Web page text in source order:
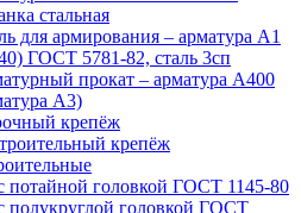
стальная
для армирования – арматура А1
ГОСТ 5781-82, сталь 3сп
прокат – арматура А400
А3)
крепёж
крепёж
головкой ГОСТ 1145-80
головкой ГОСТ